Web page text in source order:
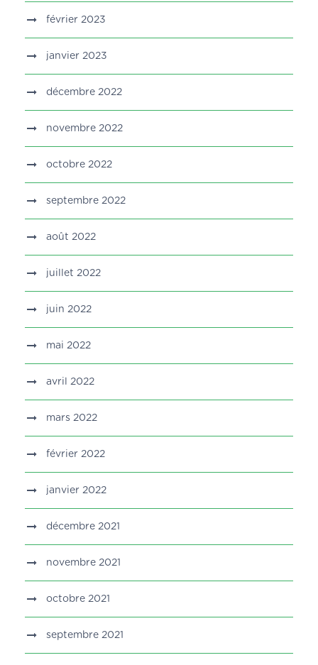
février 2023
janvier 2023
décembre 2022
novembre 2022
octobre 2022
septembre 2022
août 2022
juillet 2022
juin 2022
mai 2022
avril 2022
mars 2022
février 2022
janvier 2022
décembre 2021
novembre 2021
octobre 2021
septembre 2021